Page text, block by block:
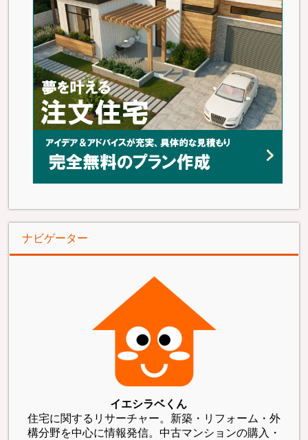
ナビゲーター
イエシラベくん
住宅に関するリサーチャー。新築・リフォーム・外
構分野を中心に情報発信。中古マンションの購入・